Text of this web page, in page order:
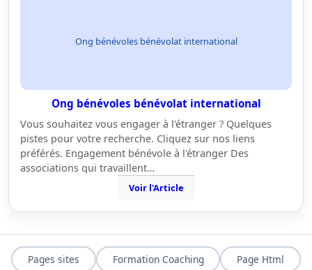
Ong bénévoles bénévolat international
Ong bénévoles bénévolat international
Vous souhaitez vous engager à l'étranger ? Quelques
pistes pour votre recherche. Cliquez sur nos liens
préférés. Engagement bénévole à l'étranger Des
associations qui travaillent…
Voir l'Article
Pages sites Formation Coaching Page Html